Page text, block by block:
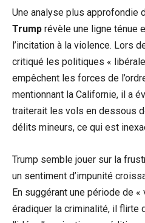
Une analyse plus approfondie
Trump révèle une ligne ténue
l’incitation à la violence. Lors
critiqué les politiques «
empêchent les forces de
mentionnant la Californie, il a
traiterait les vols en dessous
délits mineurs, ce qui est
Trump semble jouer sur la
un sentiment d’impunité
En suggérant une période de
éradiquer la criminalité, il flirte